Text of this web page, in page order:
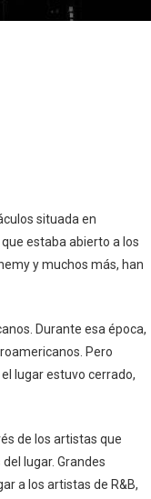
situada en
estaba abierto a los
y muchos más, han
Durante esa época,
Pero
lugar estuvo cerrado,
de los artistas que
lugar. Grandes
a los artistas de R&B,